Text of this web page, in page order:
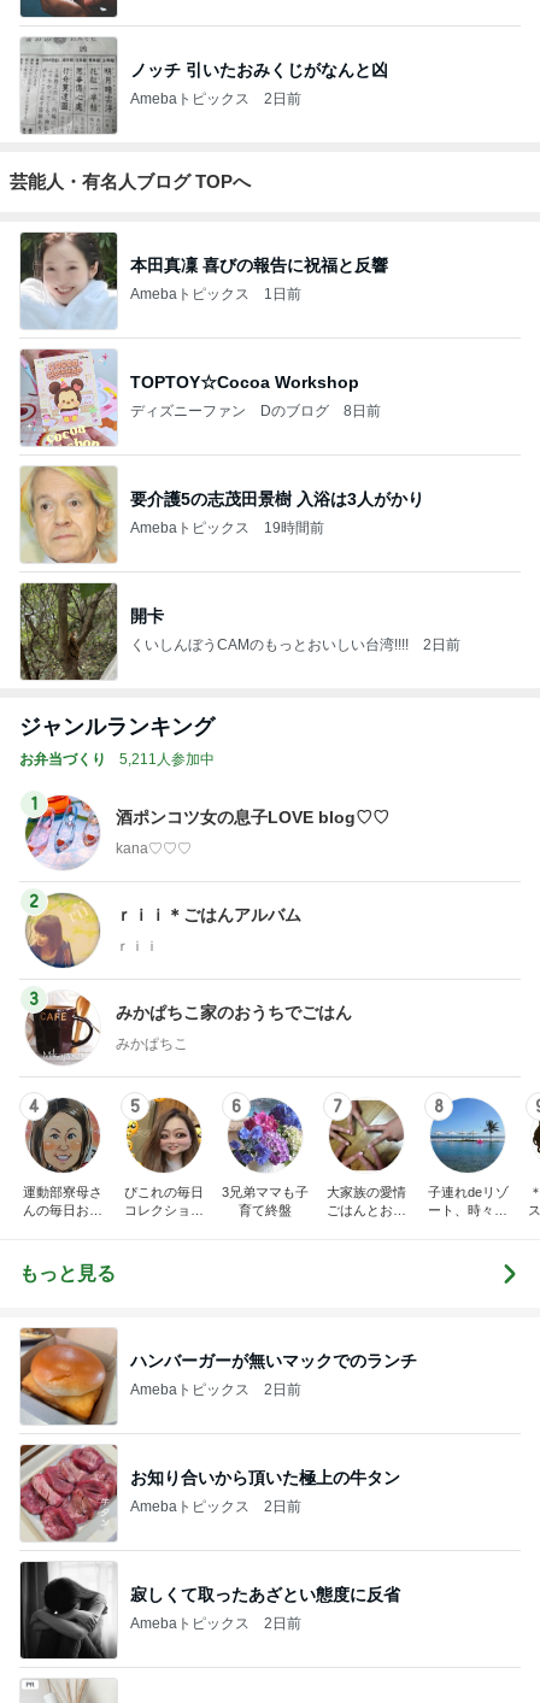
ノッチ 引いたおみくじがなんと凶
Amebaトピックス 2日前
芸能人・有名人ブログ TOPへ
本田真凜 喜びの報告に祝福と反響
Amebaトピックス 1日前
TOPTOY☆Cocoa Workshop
ディズニーファン Dのブログ 8日前
要介護5の志茂田景樹 入浴は3人がかり
Amebaトピックス 19時間前
開卡
くいしんぼうCAMのもっとおいしい台湾!!!! 2日前
ジャンルランキング
お弁当づくり 5,211人参加中
1
酒ポンコツ女の息子LOVE blog♡♡
kana♡♡♡
2
ｒｉｉ＊ごはんアルバム
ｒｉｉ
3
みかぱちこ家のおうちでごはん
みかぱちこ
4
運動部寮母さ
んの毎日お弁
5
ぴこれの毎日
コレクション
6
3兄弟ママも子
育て終盤
7
大家族の愛情
ごはんとお弁
8
子連れdeリゾ
ート、時々キ
もっと見る
ハンバーガーが無いマックでのランチ
Amebaトピックス 2日前
お知り合いから頂いた極上の牛タン
Amebaトピックス 2日前
寂しくて取ったあざとい態度に反省
Amebaトピックス 2日前